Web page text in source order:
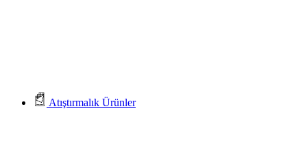
Atıştırmalık Ürünler